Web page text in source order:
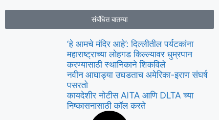
संबंधित बातम्या
‘हे आमचे मंदिर आहे’: दिल्लीतील पर्यटकांना
महाराष्ट्राच्या लोहगड किल्ल्यावर धुम्रपान
करण्यासाठी स्थानिकाने शिकविले
नवीन आघाड्या उघडताच अमेरिका-इराण संघर्ष
पसरतो
कायदेशीर नोटीस AITA आणि DLTA च्या
निष्कासनासाठी कॉल करते